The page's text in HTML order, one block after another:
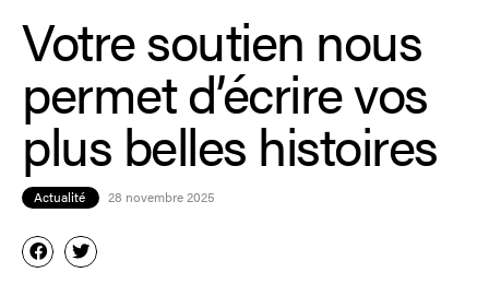
Votre soutien nous
permet d’écrire vos
plus belles histoires
Actualité 28 novembre 2025